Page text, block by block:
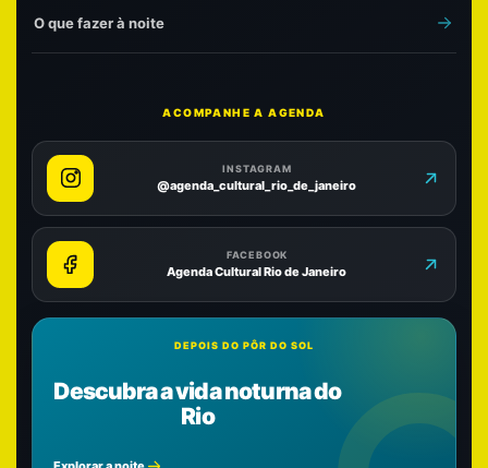
O que fazer à noite
ACOMPANHE A AGENDA
INSTAGRAM
@agenda_cultural_rio_de_janeiro
FACEBOOK
Agenda Cultural Rio de Janeiro
DEPOIS DO PÔR DO SOL
Descubra a vida noturna do
Rio